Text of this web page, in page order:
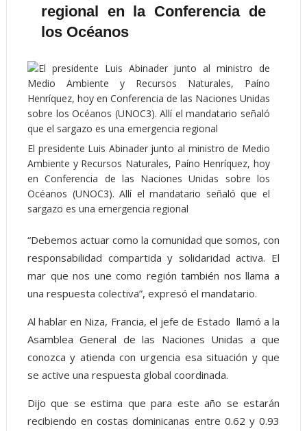
regional en la Conferencia de
los Océanos
El presidente Luis Abinader junto al ministro de Medio
Ambiente y Recursos Naturales, Paíno Henríquez, hoy
en Conferencia de las Naciones Unidas sobre los
Océanos (UNOC3). Allí el mandatario señaló que el
sargazo es una emergencia regional
“Debemos actuar como la comunidad que somos, con
responsabilidad compartida y solidaridad activa. El
mar que nos une como región también nos llama a
una respuesta colectiva”, expresó el mandatario.
Al hablar en Niza, Francia, el jefe de Estado llamó a la
Asamblea General de las Naciones Unidas a que
conozca y atienda con urgencia esa situación y que
se active una respuesta global coordinada.
Dijo que se estima que para este año se estarán
recibiendo en costas dominicanas entre 0.62 y 0.93